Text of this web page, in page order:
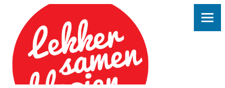
LEKKER SAMEN KLOOIEN